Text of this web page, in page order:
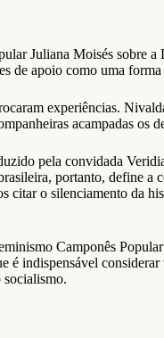
Juliana Moisés sobre
de apoio como uma
experiências.
acampadas os
pela convidada
portanto, define a
citar o silenciamento da
Camponês
indispensável
socialismo.